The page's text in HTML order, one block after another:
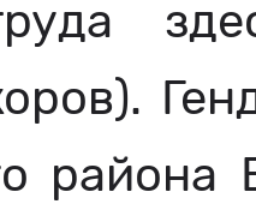
района